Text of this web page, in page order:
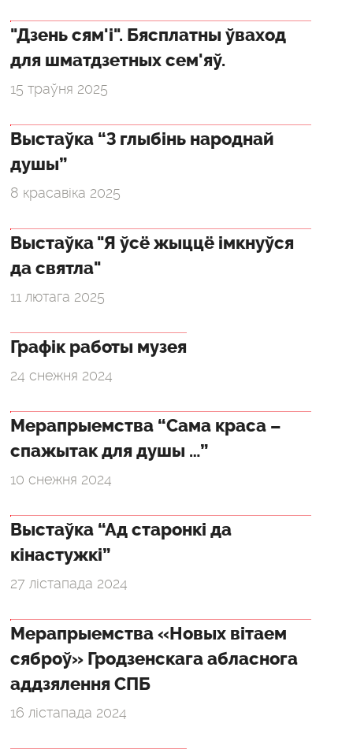
"Дзень сям'і". Бясплатны ўваход
для шматдзетных сем'яў.
15 траўня 2025
Выстаўка “З глыбінь народнай
душы”
8 красавіка 2025
Выстаўка "Я ўсё жыццё імкнуўся
да святла"
11 лютага 2025
Графік работы музея
24 снежня 2024
Мерапрыемства “Сама краса –
спажытак для душы …”
10 снежня 2024
Выстаўка “Ад старонкі да
кінастужкі”
27 лістапада 2024
Мерапрыемства «Новых вітаем
сяброў» Гродзенскага абласнога
аддзялення СПБ
16 лістапада 2024